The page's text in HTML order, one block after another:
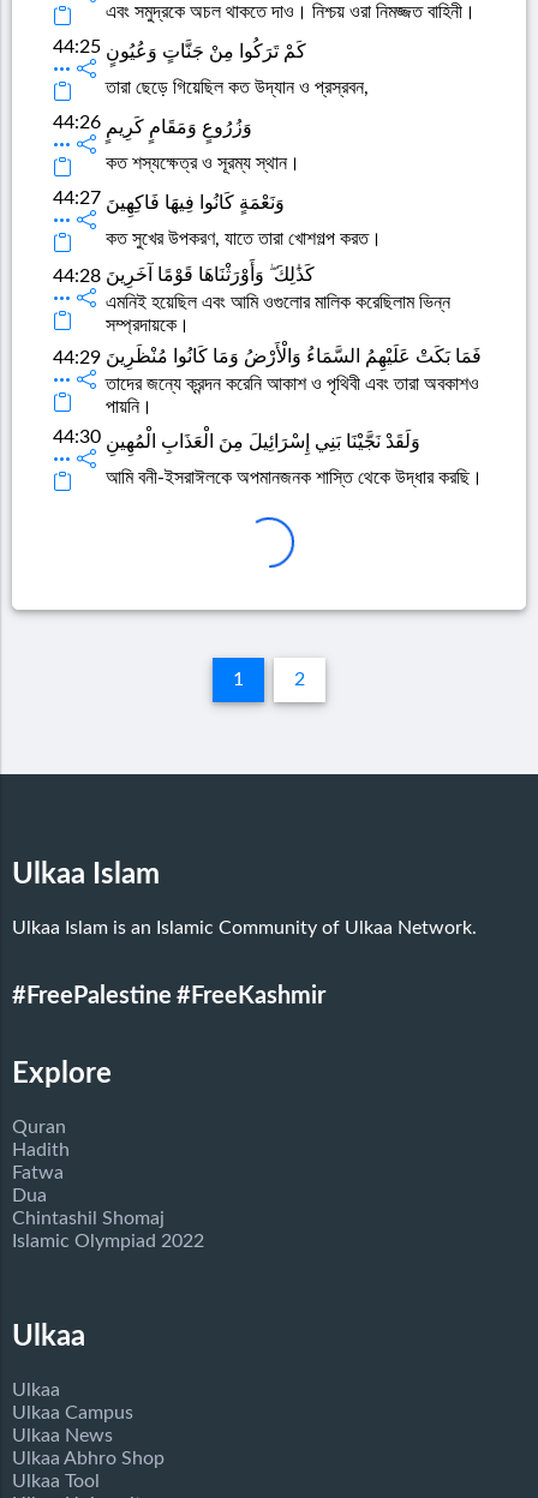
এবং সমুদ্রকে অচল থাকতে দাও। নিশ্চয় ওরা নিমজ্জত বাহিনী।
44:25 كَمْ تَرَكُوا مِنْ جَنَّاتٍ وَعُيُونٍ
তারা ছেড়ে গিয়েছিল কত উদ্যান ও প্রস্রবন,
44:26 وَزُرُوعٍ وَمَقَامٍ كَرِيمٍ
কত শস্যক্ষেত্র ও সূরম্য স্থান।
44:27 وَنَعْمَةٍ كَانُوا فِيهَا فَاكِهِينَ
কত সুখের উপকরণ, যাতে তারা খোশগল্প করত।
44:28 كَذَٰلِكَ ۖ وَأَوْرَثْنَاهَا قَوْمًا آخَرِينَ
এমনিই হয়েছিল এবং আমি ওগুলোর মালিক করেছিলাম ভিন্ন
সম্প্রদায়কে।
44:29 فَمَا بَكَتْ عَلَيْهِمُ السَّمَاءُ وَالْأَرْضُ وَمَا كَانُوا مُنْظَرِينَ
তাদের জন্যে ক্রন্দন করেনি আকাশ ও পৃথিবী এবং তারা অবকাশও
পায়নি।
44:30 وَلَقَدْ نَجَّيْنَا بَنِي إِسْرَائِيلَ مِنَ الْعَذَابِ الْمُهِينِ
আমি বনী-ইসরাঈলকে অপমানজনক শাস্তি থেকে উদ্ধার করছি।
1 2
Ulkaa Islam
Ulkaa Islam is an Islamic Community of Ulkaa Network.
#FreePalestine #FreeKashmir
Explore
Quran
Hadith
Fatwa
Dua
Chintashil Shomaj
Islamic Olympiad 2022
Ulkaa
Ulkaa
Ulkaa Campus
Ulkaa News
Ulkaa Abhro Shop
Ulkaa Tool